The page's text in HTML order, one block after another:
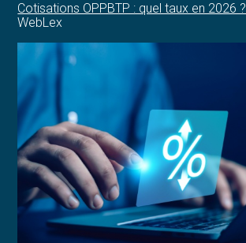
Cotisations OPPBTP : quel taux en 2026 ?
WebLex